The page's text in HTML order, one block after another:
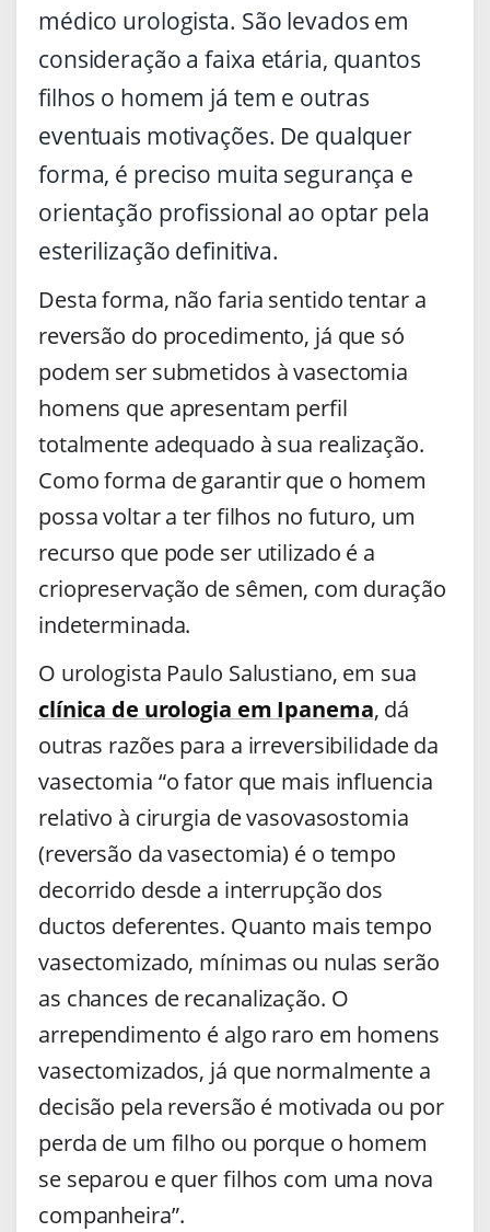
médico urologista. São levados em
consideração a faixa etária, quantos
filhos o homem já tem e outras
eventuais motivações. De qualquer
forma, é preciso muita segurança e
orientação profissional ao optar pela
esterilização definitiva.
Desta forma, não faria sentido tentar a
reversão do procedimento, já que só
podem ser submetidos à vasectomia
homens que apresentam perfil
totalmente adequado à sua realização.
Como forma de garantir que o homem
possa voltar a ter filhos no futuro, um
recurso que pode ser utilizado é a
criopreservação de sêmen, com duração
indeterminada.
O urologista Paulo Salustiano, em sua
clínica de urologia em Ipanema, dá
outras razões para a irreversibilidade da
vasectomia “o fator que mais influencia
relativo à cirurgia de vasovasostomia
(reversão da vasectomia) é o tempo
decorrido desde a interrupção dos
ductos deferentes. Quanto mais tempo
vasectomizado, mínimas ou nulas serão
as chances de recanalização. O
arrependimento é algo raro em homens
vasectomizados, já que normalmente a
decisão pela reversão é motivada ou por
perda de um filho ou porque o homem
se separou e quer filhos com uma nova
companheira”.